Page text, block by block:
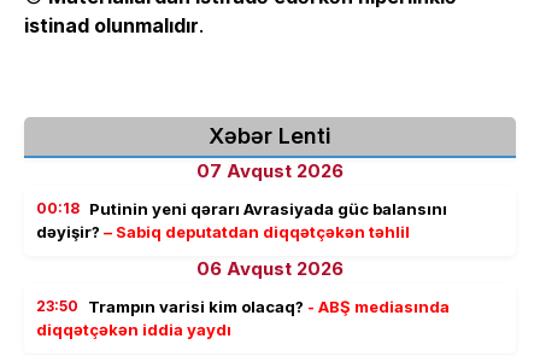
istinad olunmalıdır.
Xəbər Lenti
07 Avqust 2026
00:18 Putinin yeni qərarı Avrasiyada güc balansını
dəyişir? – Sabiq deputatdan diqqətçəkən təhlil
06 Avqust 2026
23:50 Trampın varisi kim olacaq? - ABŞ mediasında
diqqətçəkən iddia yaydı